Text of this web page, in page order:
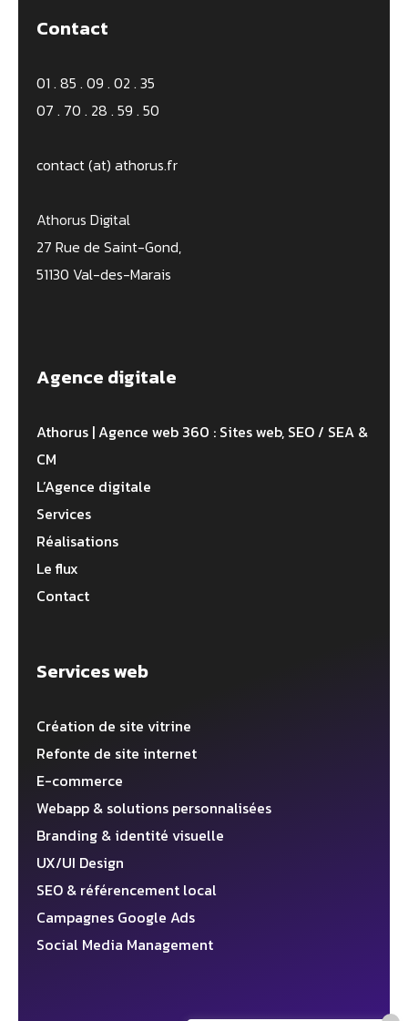
Contact
01 . 85 . 09 . 02 . 35
07 . 70 . 28 . 59 . 50
contact (at) athorus.fr
Athorus Digital
27 Rue de Saint-Gond,
51130 Val-des-Marais
Agence digitale
Athorus | Agence web 360 : Sites web, SEO / SEA &
CM
L’Agence digitale
Services
Réalisations
Le flux
Contact
Services web
Création de site vitrine
Refonte de site internet
E-commerce
Webapp & solutions personnalisées
Branding & identité visuelle
UX/UI Design
SEO & référencement local
Campagnes Google Ads
Social Media Management